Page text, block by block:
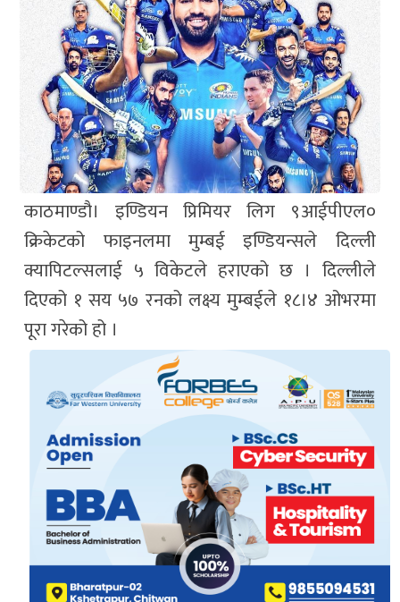
काठमाण्डौ। इण्डियन प्रिमियर लिग ९आईपीएल०
क्रिकेटको फाइनलमा मुम्बई इण्डियन्सले दिल्ली
क्यापिटल्सलाई ५ विकेटले हराएको छ । दिल्लीले
दिएको १ सय ५७ रनको लक्ष्य मुम्बईले १८।४ ओभरमा
पूरा गरेको हो ।